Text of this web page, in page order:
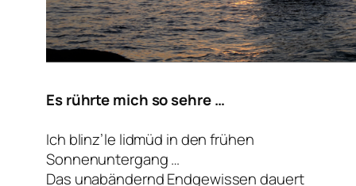
Es rührte mich so sehre …
Ich blinz’le lidmüd in den frühen
Sonnenuntergang …
Das unabändernd Endgewissen dauert